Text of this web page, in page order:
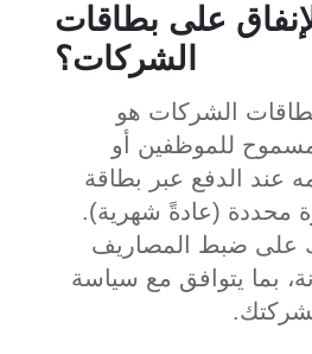
على بطاقات
الشركات؟
الشركات هو
للموظفين أو
عند الدفع عبر بطاقة
محددة (عادةً شهرية).
على ضبط المصاريف
بما يتوافق مع سياسة
لشركتك.